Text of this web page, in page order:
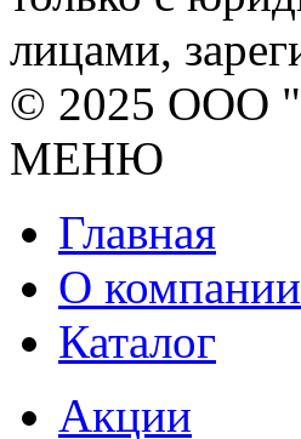
лицами,
© 2025 ООО
МЕНЮ
Главная
О компании
Каталог
Акции